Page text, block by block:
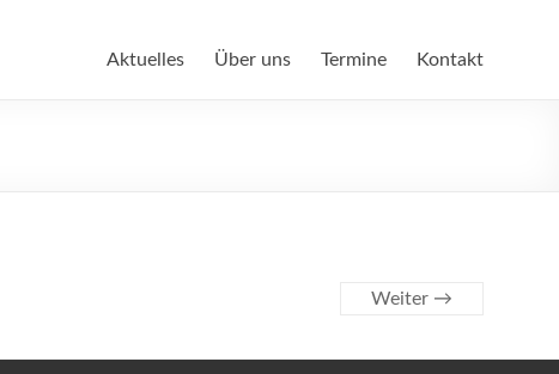
Aktuelles Über uns Termine Kontakt
Weiter →